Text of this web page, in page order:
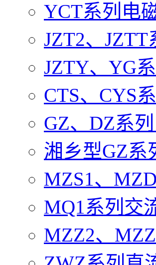
YCT系列电
JZT2、
JZTY、YG
CTS、CYS
GZ、DZ系
湘乡型GZ系
MZS1、
MQ1系列交
MZZ2、